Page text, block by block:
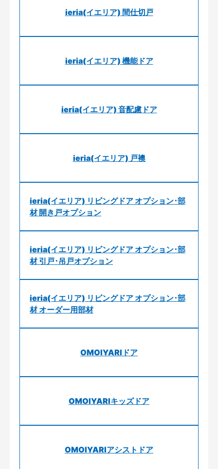
ieria(イエリア) 間仕切戸
ieria(イエリア) 機能ドア
ieria(イエリア) 音配慮ドア
ieria(イエリア) 戸襖
ieria(イエリア) リビングドア オプション･部
材 開き戸オプション
ieria(イエリア) リビングドア オプション･部
材 引戸･吊戸オプション
ieria(イエリア) リビングドア オプション･部
材 オーダー用部材
OMOIYARIドア
OMOIYARIキッズドア
OMOIYARIアシストドア